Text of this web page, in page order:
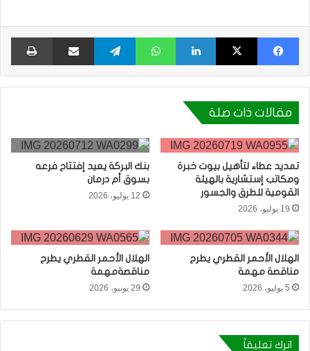
فيسبوك X لينكدإن واتساب تيلقرام مشاركة عبر البريد
مقالات ذات صلة
تمديد عطاء لتأهيل بيوت خبرة
ومكاتب إستشارية بالهيئة
القومية للطرق والجسور
19 يوليو، 2026
بنك البركة يعيد إفتتاح فرعه
بسوق أم درمان
12 يوليو، 2026
الهلال الأحمر القطري يطرح
مناقصة مهمة
5 يوليو، 2026
الهلال الأحمر القطري يطرح
مناقصةمهمة
29 يونيو، 2026
اترك تعليقاً